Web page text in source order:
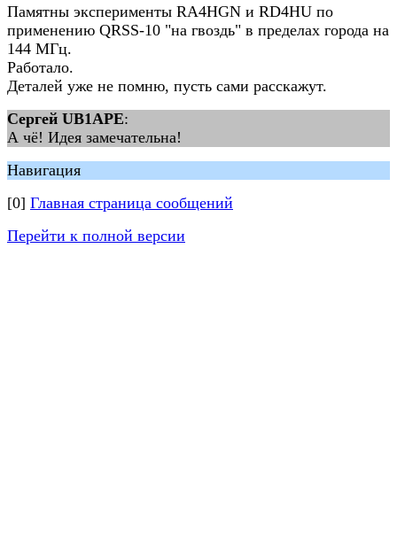
Памятны эксперименты RA4HGN и RD4HU по
применению QRSS-10 "на гвоздь" в пределах города на
144 МГц.
Работало.
Деталей уже не помню, пусть сами расскажут.
Сергей UB1APE:
А чё! Идея замечательна!
Навигация
[0] Главная страница сообщений
Перейти к полной версии